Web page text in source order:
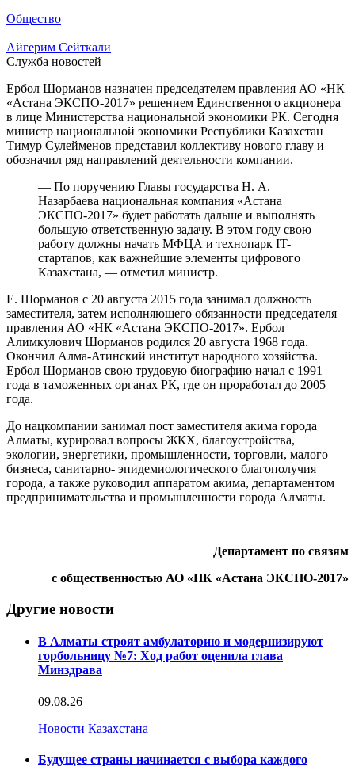
Общество
Айгерим Сейткали
Служба новостей
Ербол Шорманов назначен председателем правления АО «НК
«Астана ЭКСПО-2017» решением Единственного акционера
в лице Министерства национальной экономики РК. Сегодня
министр национальной экономики Республики Казахстан
Тимур Сулейменов представил коллективу нового главу и
обозначил ряд направлений деятельности компании.
— По поручению Главы государства Н. А.
Назарбаева национальная компания «Астана
ЭКСПО-2017» будет работать дальше и выполнять
большую ответственную задачу. В этом году свою
работу должны начать МФЦА и технопарк IT-
стартапов, как важнейшие элементы цифрового
Казахстана, — отметил министр.
Е. Шорманов с 20 августа 2015 года занимал должность
заместителя, затем исполняющего обязанности председателя
правления АО «НК «Астана ЭКСПО-2017». Ербол
Алимкулович Шорманов родился 20 августа 1968 года.
Окончил Алма-Атинский институт народного хозяйства.
Ербол Шорманов свою трудовую биографию начал с 1991
года в таможенных органах РК, где он проработал до 2005
года.
До нацкомпании занимал пост заместителя акима города
Алматы, курировал вопросы ЖКХ, благоустройства,
экологии, энергетики, промышленности, торговли, малого
бизнеса, санитарно- эпидемиологического благополучия
города, а также руководил аппаратом акима, департаментом
предпринимательства и промышленности города Алматы.
Департамент по связям
с общественностью АО «НК «Астана ЭКСПО-2017»
Другие новости
В Алматы строят амбулаторию и модернизируют
горбольницу №7: Ход работ оценила глава
Минздрава
09.08.26
Новости Казахстана
Будущее страны начинается с выбора каждого